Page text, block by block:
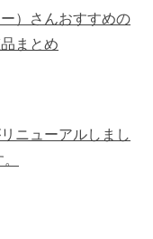
）さんおすすめの
まとめ
ニューアルしまし